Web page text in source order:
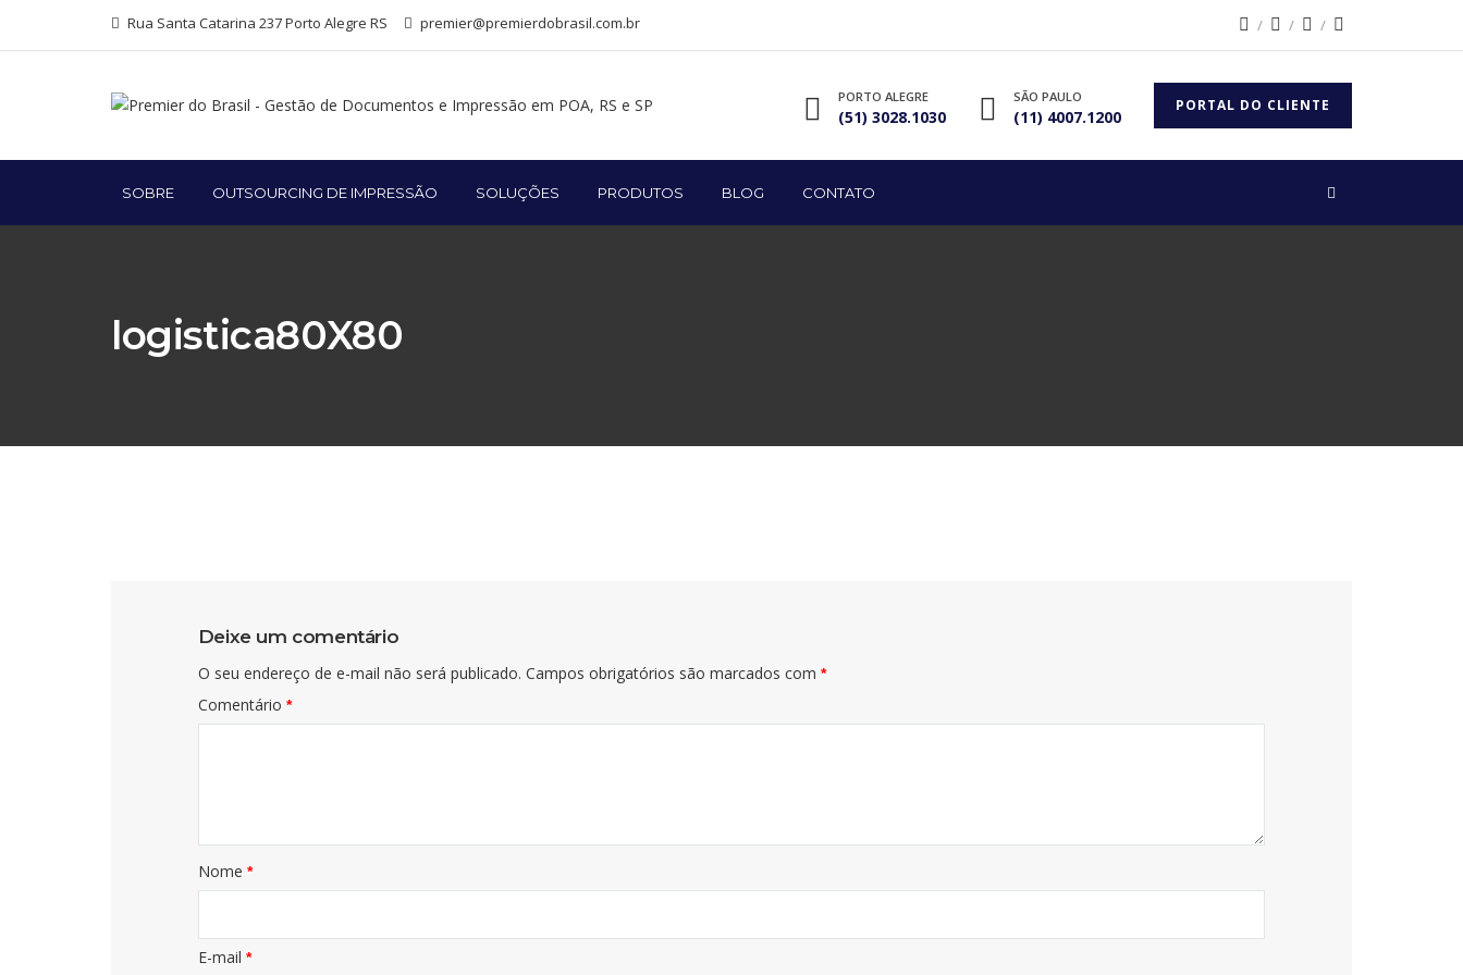
Rua Santa Catarina 237 Porto Alegre RS premier@premierdobrasil.com.br
PORTO ALEGRE
(51) 3028.1030
SÃO PAULO
(11) 4007.1200
PORTAL DO CLIENTE
SOBRE OUTSOURCING DE IMPRESSÃO SOLUÇÕES PRODUTOS BLOG CONTATO
logistica80X80
Deixe um comentário
O seu endereço de e-mail não será publicado. Campos obrigatórios são marcados com *
Comentário *
Nome *
E-mail *